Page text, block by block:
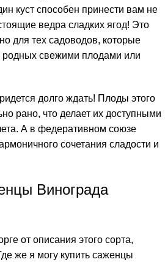
куст способен принести вам не
ведра сладких ягод! Это
для тех садоводов, которые
родных свежими плодами или
долго ждать! Плоды этого
рано, что делает их доступными
А в федеративном союзе
сочетания сладости и
Винограда
от описания этого сорта,
же я могу купить саженцы